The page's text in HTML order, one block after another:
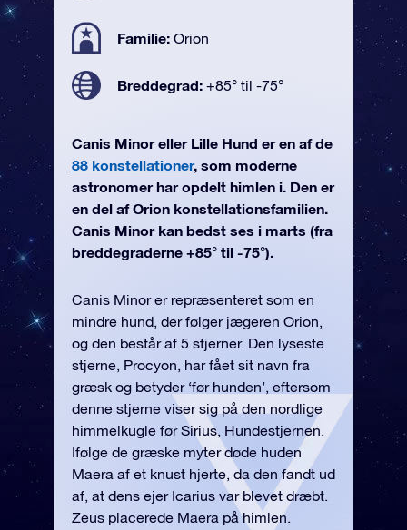
Familie: Orion
Breddegrad: +85° til -75°
Canis Minor eller Lille Hund er en af de
88 konstellationer, som moderne
astronomer har opdelt himlen i. Den er
en del af Orion konstellationsfamilien.
Canis Minor kan bedst ses i marts (fra
breddegraderne +85° til -75°).
Canis Minor er repræsenteret som en
mindre hund, der følger jægeren Orion,
og den består af 5 stjerner. Den lyseste
stjerne, Procyon, har fået sit navn fra
græsk og betyder ‘før hunden’, eftersom
denne stjerne viser sig på den nordlige
himmelkugle før Sirius, Hundestjernen.
Ifølge de græske myter døde huden
Maera af et knust hjerte, da den fandt ud
af, at dens ejer Icarius var blevet dræbt.
Zeus placerede Maera på himlen.